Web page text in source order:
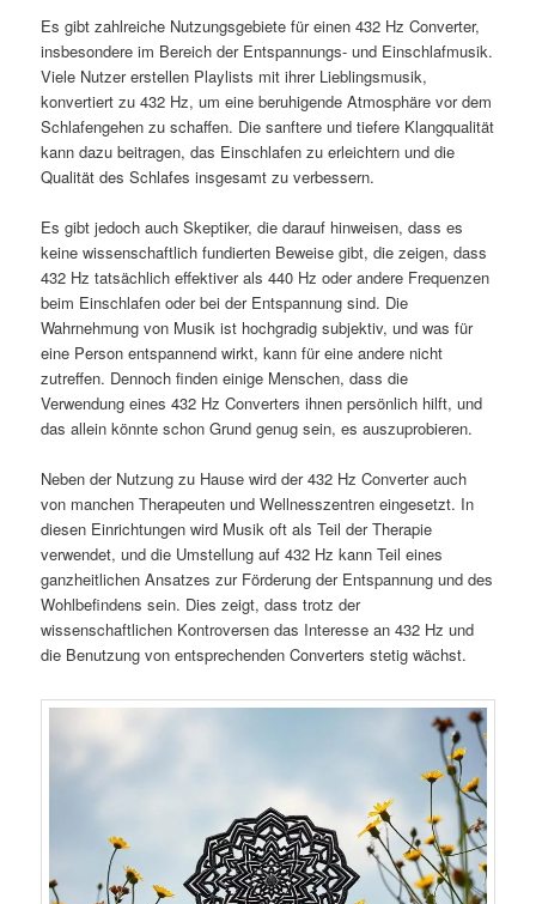
Es gibt zahlreiche Nutzungsgebiete für einen 432 Hz Converter,
insbesondere im Bereich der Entspannungs- und Einschlafmusik.
Viele Nutzer erstellen Playlists mit ihrer Lieblingsmusik,
konvertiert zu 432 Hz, um eine beruhigende Atmosphäre vor dem
Schlafengehen zu schaffen. Die sanftere und tiefere Klangqualität
kann dazu beitragen, das Einschlafen zu erleichtern und die
Qualität des Schlafes insgesamt zu verbessern.
Es gibt jedoch auch Skeptiker, die darauf hinweisen, dass es
keine wissenschaftlich fundierten Beweise gibt, die zeigen, dass
432 Hz tatsächlich effektiver als 440 Hz oder andere Frequenzen
beim Einschlafen oder bei der Entspannung sind. Die
Wahrnehmung von Musik ist hochgradig subjektiv, und was für
eine Person entspannend wirkt, kann für eine andere nicht
zutreffen. Dennoch finden einige Menschen, dass die
Verwendung eines 432 Hz Converters ihnen persönlich hilft, und
das allein könnte schon Grund genug sein, es auszuprobieren.
Neben der Nutzung zu Hause wird der 432 Hz Converter auch
von manchen Therapeuten und Wellnesszentren eingesetzt. In
diesen Einrichtungen wird Musik oft als Teil der Therapie
verwendet, und die Umstellung auf 432 Hz kann Teil eines
ganzheitlichen Ansatzes zur Förderung der Entspannung und des
Wohlbefindens sein. Dies zeigt, dass trotz der
wissenschaftlichen Kontroversen das Interesse an 432 Hz und
die Benutzung von entsprechenden Converters stetig wächst.